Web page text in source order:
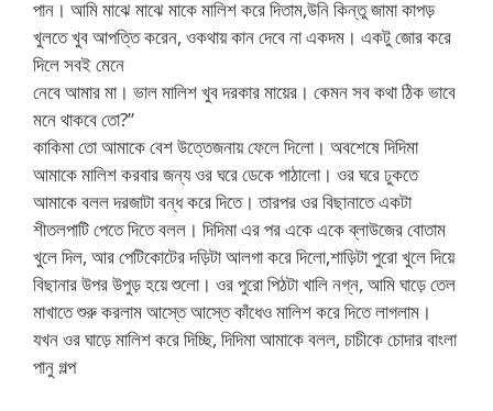
পান। আমি মাঝে মাঝে মাকে মালিশ করে দিতাম,উনি কিন্তু জামা কাপড়
খুলতে খুব আপত্তি করেন, ওকথায় কান দেবে না একদম। একটু জোর করে
দিলে সবই মেনে
নেবে আমার মা। ভাল মালিশ খুব দরকার মায়ের। কেমন সব কথা ঠিক ভাবে
মনে থাকবে তো?”
কাকিমা তো আমাকে বেশ উত্তেজনায় ফেলে দিলো। অবশেষে দিদিমা
আমাকে মালিশ করবার জন্য ওর ঘরে ডেকে পাঠালো। ওর ঘরে ঢুকতে
আমাকে বলল দরজাটা বন্ধ করে দিতে। তারপর ওর বিছানাতে একটা
শীতলপাটি পেতে দিতে বলল। দিদিমা এর পর একে একে ব্লাউজের বোতাম
খুলে দিল, আর পেটিকোটের দড়িটা আলগা করে দিলো,শাড়িটা পুরো খুলে দিয়ে
বিছানার উপর উপুড় হয়ে শুলো। ওর পুরো পিঠটা খালি নগ্ন, আমি ঘাড়ে তেল
মাখাতে শুরু করলাম আস্তে আস্তে কাঁধেও মালিশ করে দিতে লাগলাম।
যখন ওর ঘাড়ে মালিশ করে দিচ্ছি, দিদিমা আমাকে বলল, চাচীকে চোদার বাংলা
পানু গল্প